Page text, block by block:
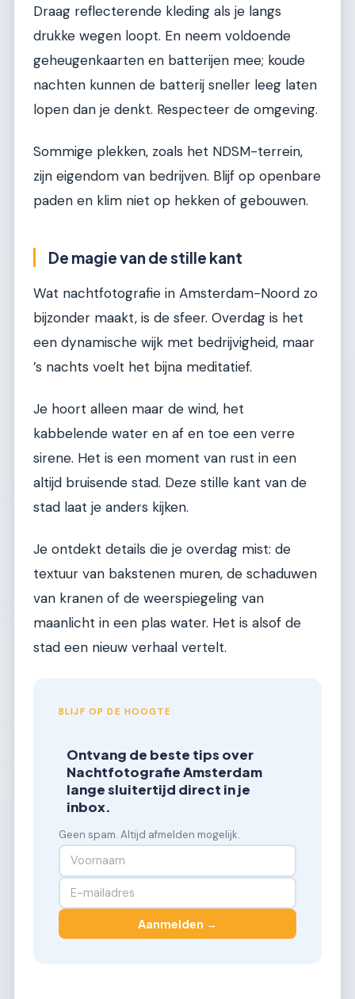
Draag reflecterende kleding als je langs
drukke wegen loopt. En neem voldoende
geheugenkaarten en batterijen mee; koude
nachten kunnen de batterij sneller leeg laten
lopen dan je denkt. Respecteer de omgeving.
Sommige plekken, zoals het NDSM-terrein,
zijn eigendom van bedrijven. Blijf op openbare
paden en klim niet op hekken of gebouwen.
De magie van de stille kant
Wat nachtfotografie in Amsterdam-Noord zo
bijzonder maakt, is de sfeer. Overdag is het
een dynamische wijk met bedrijvigheid, maar
’s nachts voelt het bijna meditatief.
Je hoort alleen maar de wind, het
kabbelende water en af en toe een verre
sirene. Het is een moment van rust in een
altijd bruisende stad. Deze stille kant van de
stad laat je anders kijken.
Je ontdekt details die je overdag mist: de
textuur van bakstenen muren, de schaduwen
van kranen of de weerspiegeling van
maanlicht in een plas water. Het is alsof de
stad een nieuw verhaal vertelt.
BLIJF OP DE HOOGTE
Ontvang de beste tips over
Nachtfotografie Amsterdam
lange sluitertijd direct in je
inbox.
Geen spam. Altijd afmelden mogelijk.
Aanmelden →